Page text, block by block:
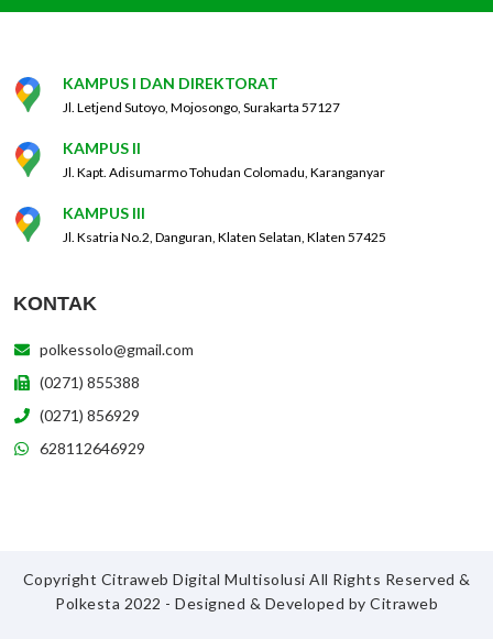
KAMPUS I DAN DIREKTORAT
Jl. Letjend Sutoyo, Mojosongo, Surakarta 57127
KAMPUS II
Jl. Kapt. Adisumarmo Tohudan Colomadu, Karanganyar
KAMPUS III
Jl. Ksatria No.2, Danguran, Klaten Selatan, Klaten 57425
KONTAK
polkessolo@gmail.com
(0271) 855388
(0271) 856929
628112646929
Copyright Citraweb Digital Multisolusi All Rights Reserved &
Polkesta 2022 - Designed & Developed by Citraweb